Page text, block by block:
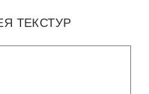
ТЕКСТУР